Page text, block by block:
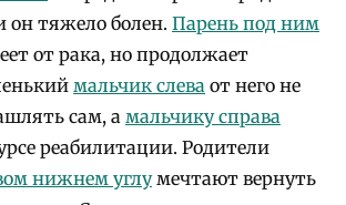
он тяжело болен. Парень под ним
от рака, но продолжает
мальчик слева от него не
сам, а мальчику справа
реабилитации. Родители
нижнем углумечтают вернуть